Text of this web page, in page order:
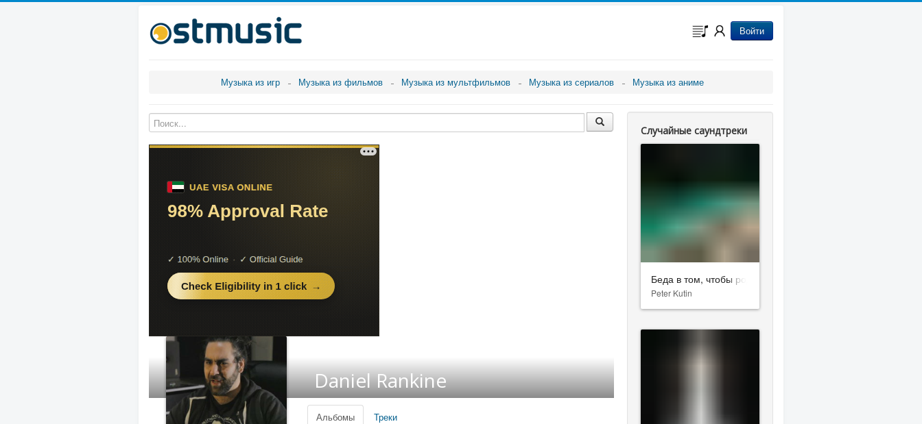
Войти
Музыка из игр Музыка из фильмов Музыка из мультфильмов Музыка из сериалов Музыка из аниме
Daniel Rankine
Альбомы Треки
Случайные саундтреки
Беда в том, чтобы родиться
Peter Kutin